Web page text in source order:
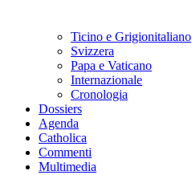
Ticino e Grigionitaliano
Svizzera
Papa e Vaticano
Internazionale
Cronologia
Dossiers
Agenda
Catholica
Commenti
Multimedia